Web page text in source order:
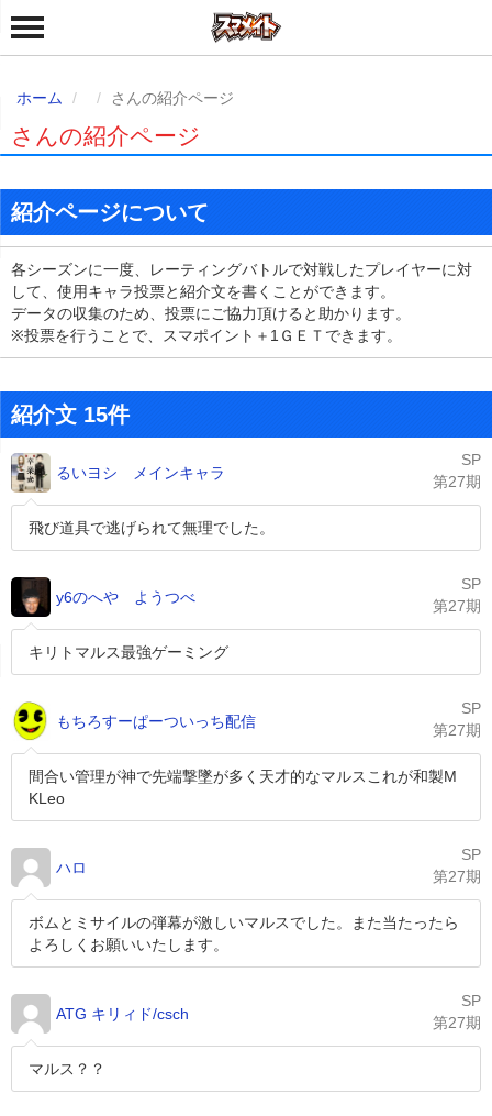
ホーム さんの紹介ページ
さんの紹介ページ
紹介ページについて
各シーズンに一度、レーティングバトルで対戦したプレイヤーに対
して、使用キャラ投票と紹介文を書くことができます。
データの収集のため、投票にご協力頂けると助かります。
※投票を行うことで、スマポイント＋1ＧＥＴできます。
紹介文 15件
るいヨシ メインキャラ
SP
第27期
飛び道具で逃げられて無理でした。
y6のへや ようつべ
SP
第27期
キリトマルス最強ゲーミング
もちろすーぱーついっち配信
SP
第27期
間合い管理が神で先端撃墜が多く天才的なマルスこれが和製M
KLeo
ハロ
SP
第27期
ボムとミサイルの弾幕が激しいマルスでした。また当たったら
よろしくお願いいたします。
ATG キリィド/csch
SP
第27期
マルス？？